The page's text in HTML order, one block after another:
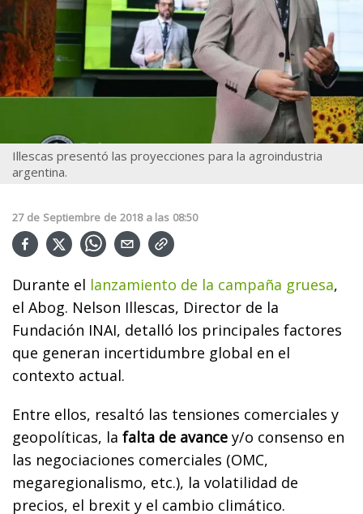
Illescas presentó las proyecciones para la agroindustria
argentina.
27 de Septiembre de 2018 a las 08:50
Durante el lanzamiento de la campaña gruesa,
el Abog. Nelson Illescas, Director de la
Fundación INAI, detalló los principales factores
que generan incertidumbre global en el
contexto actual.
Entre ellos, resaltó las tensiones comerciales y
geopolíticas, la falta de avance y/o consenso en
las negociaciones comerciales (OMC,
megaregionalismo, etc.), la volatilidad de
precios, el brexit y el cambio climático.